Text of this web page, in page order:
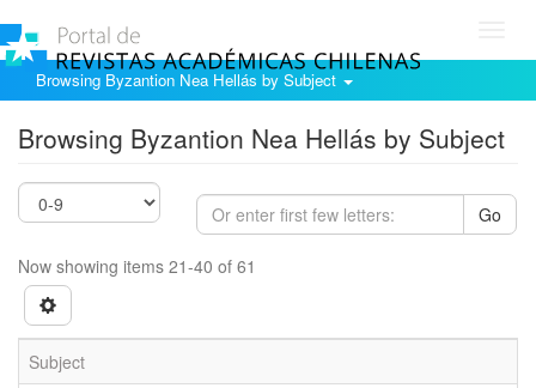
Browsing Byzantion Nea Hellás by Subject
Browsing Byzantion Nea Hellás by Subject
Go
Now showing items 21-40 of 61
Subject